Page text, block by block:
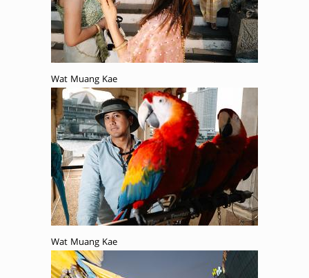
Wat Muang Kae
Wat Muang Kae